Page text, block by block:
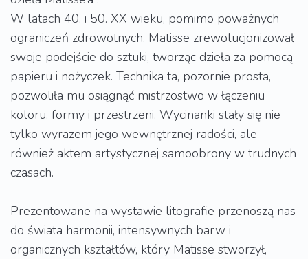
W latach 40. i 50. XX wieku, pomimo poważnych
ograniczeń zdrowotnych, Matisse zrewolucjonizował
swoje podejście do sztuki, tworząc dzieła za pomocą
papieru i nożyczek. Technika ta, pozornie prosta,
pozwoliła mu osiągnąć mistrzostwo w łączeniu
koloru, formy i przestrzeni. Wycinanki stały się nie
tylko wyrazem jego wewnętrznej radości, ale
również aktem artystycznej samoobrony w trudnych
czasach.
Prezentowane na wystawie litografie przenoszą nas
do świata harmonii, intensywnych barw i
organicznych kształtów, który Matisse stworzył,